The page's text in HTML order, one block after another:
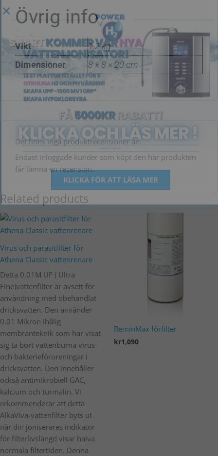
Övrig info
Vikt
1.2 kg
Dimensioner
8 × 8 × 20 cm
Det finns inga produktrecensioner än.
Endast inloggade kunder som köpt den här produkten
får lämna en recension.
Related products
Virus och parasitfilter för
Athena Classic vattenrenare
Detta 0,01M UF ( Ultra
Fine)vattenfilter är avsett för
användning med obehandlat
dricksvatten. Den använder
0.01 Mikron ihålig
membranteknik som har visat
sig ta bort vattenburna virus-
och bakterieföroreningar i
dricksvatten. Den innehåller
också antimikrobiell GAC,
kalcium och turmalin. Vi
rekommenderar att detta
AlkaViva-vattenfilter byts ut
när din joniserares indikator
för filterlivslängd visar halva
normala filtertiden. Denna
ReminMax förfilter
kr1,090
KLICKA FÖR ATT LÄSA MER